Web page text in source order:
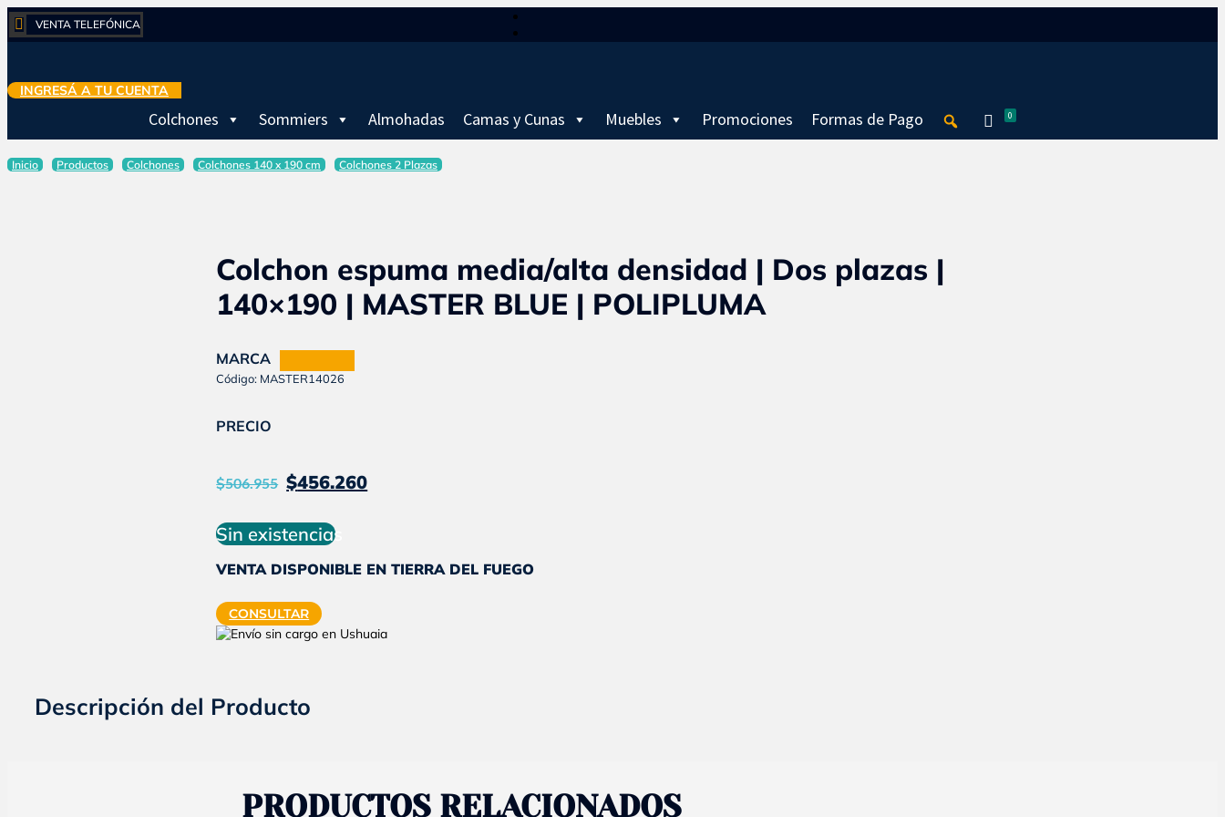
 VENTA TELEFÓNICA
INGRESÁ A TU CUENTA
Colchones Sommiers Almohadas Camas y Cunas Muebles Promociones Formas de Pago 0
Inicio Productos Colchones Colchones 140 x 190 cm Colchones 2 Plazas
Colchon espuma media/alta densidad | Dos plazas |
140×190 | MASTER BLUE | POLIPLUMA
MARCA
Código: MASTER14026
PRECIO
$506.955 El
original
era:
$506.955.
$456.260El
es:
Sin existencias
VENTA DISPONIBLE EN TIERRA DEL FUEGO
CONSULTAR
Descripción del Producto
PRODUCTOS RELACIONADOS